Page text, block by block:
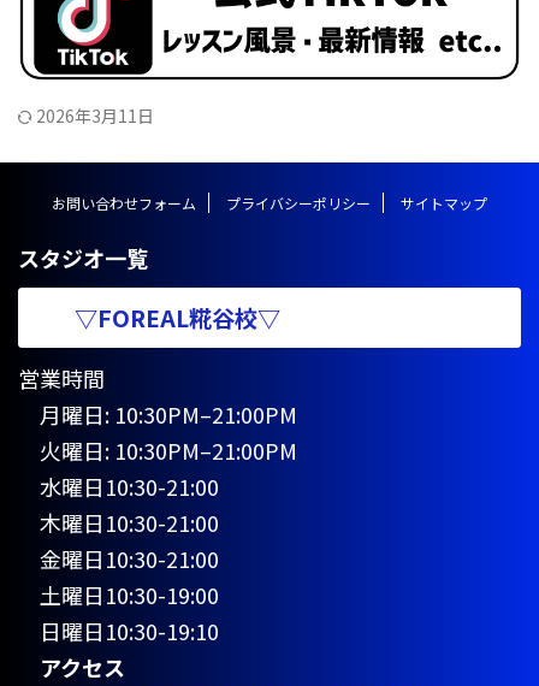
2026年3月11日
お問い合わせフォーム プライバシーポリシー サイトマップ
スタジオ一覧
▽FOREAL糀谷校▽
営業時間
月曜日: 10:30PM–21:00PM
火曜日: 10:30PM–21:00PM
水曜日10:30-21:00
木曜日10:30-21:00
金曜日10:30-21:00
土曜日10:30-19:00
日曜日10:30-19:10
アクセス